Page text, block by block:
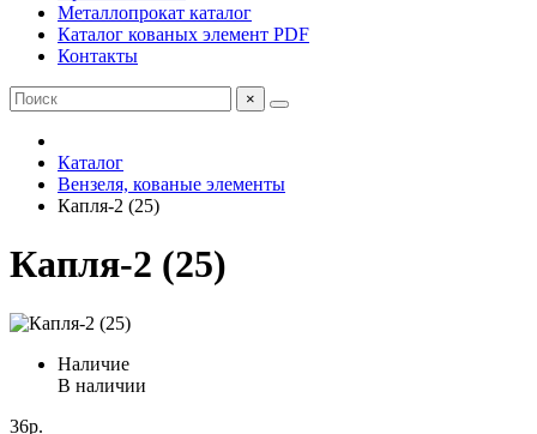
Металлопрокат каталог
Каталог кованых элемент PDF
Контакты
×
Каталог
Вензеля, кованые элементы
Капля-2 (25)
Капля-2 (25)
Наличие
В наличии
36р.